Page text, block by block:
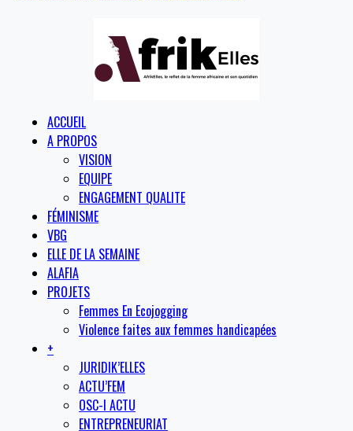
ACCUEIL
A PROPOS
VISION
EQUIPE
ENGAGEMENT QUALITE
FÉMINISME
VBG
ELLE DE LA SEMAINE
ALAFIA
PROJETS
Femmes En Ecojogging
Violence faites aux femmes handicapées
+
JURIDIK’ELLES
ACTU’FEM
OSC-I ACTU
ENTREPRENEURIAT